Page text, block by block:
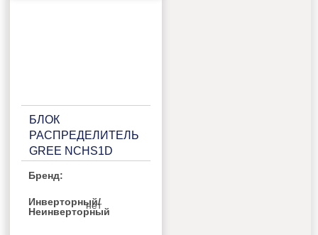
БЛОК
РАСПРЕДЕЛИТЕЛЬ
GREE NCHS1D
Бренд:
Инверторный/
Неинверторный
нет